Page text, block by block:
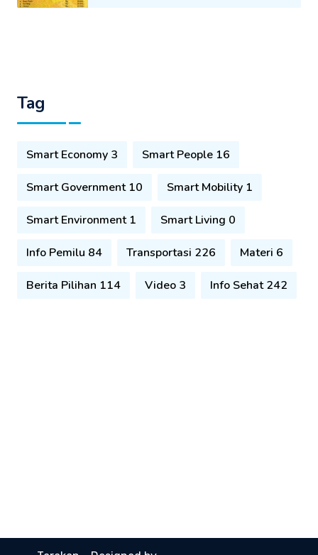
Tag
Smart Economy 3 Smart People 16
Smart Government 10 Smart Mobility 1
Smart Environment 1 Smart Living 0
Info Pemilu 84 Transportasi 226 Materi 6
Berita Pilihan 114 Video 3 Info Sehat 242